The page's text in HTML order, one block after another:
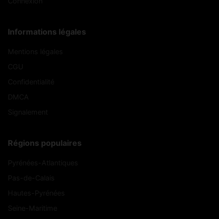
Informations légales
Régions populaires